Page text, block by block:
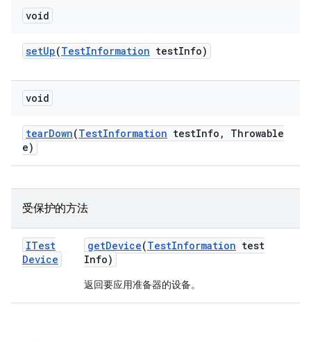
void
setUp(TestInformation testInfo)
void
tearDown(TestInformation testInfo ,
Throwable
e)
受保护的方法
ITest
Device
getDevice(TestInformation test
Info)
返回要应用准备器的设备。